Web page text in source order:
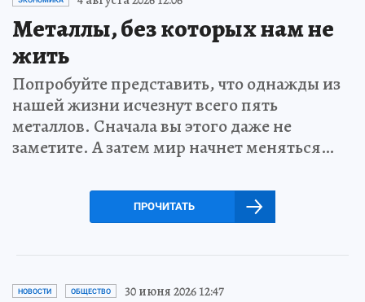
Металлы, без которых нам не
жить
Попробуйте представить, что однажды из
нашей жизни исчезнут всего пять
металлов. Сначала вы этого даже не
заметите. А затем мир начнет меняться…
ПРОЧИТАТЬ
НОВОСТИ ОБЩЕСТВО 30 июня 2026 12:47